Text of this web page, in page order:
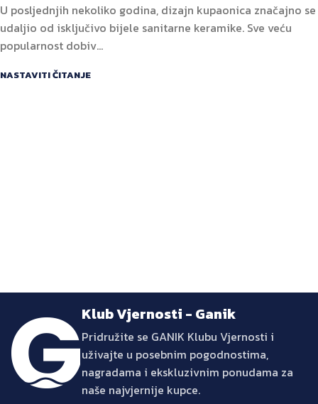
U posljednjih nekoliko godina, dizajn kupaonica značajno se
udaljio od isključivo bijele sanitarne keramike. Sve veću
popularnost dobiv...
NASTAVITI ČITANJE
Klub Vjernosti - Ganik
Pridružite se GANIK Klubu Vjernosti i
uživajte u posebnim pogodnostima,
nagradama i ekskluzivnim ponudama za
naše najvjernije kupce.